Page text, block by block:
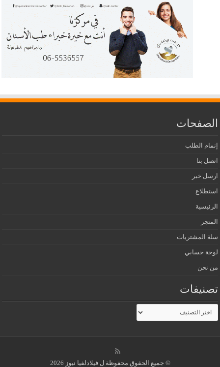
الصفحات
إتمام الطلب
اتصل بنا
ارسل خبر
استطلاع
الرئيسية
المتجر
سلة المشتريات
لوحة حسابي
من نحن
تصنيفات
تصنيفات
© جميع الحقوق محفوظة ل فيلادلفيا نيوز 2026